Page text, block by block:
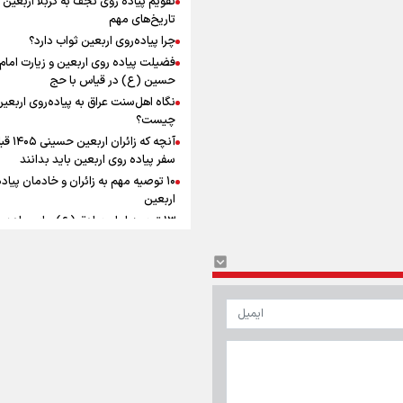
ماندگار شد
افزوده چقدر است؟
اینفوبرنا/ سقف معافیت مالیاتی
حقوق کارکنان دولت و
در بودجه ۱۴۰۵ چقدر است؟
تاریخ‌های مهم
چرا پیاده‌روی اربعین ثواب دارد؟
فضیلت پیاده روی اربعین و زیارت امام
حسین (ع) در قیاس با حج
نگاه اهل‌سنت عراق به پیاده‌روی
چیست؟
آنچه که
سفر پیاده روی اربعین باید بدانند
۱۰ توصیه مهم به زائران و خادمان
اربعین
۱۳ توصیه امام صادق (ع) برای
آب و هوا|اوقات شرعی|نظرسنجی